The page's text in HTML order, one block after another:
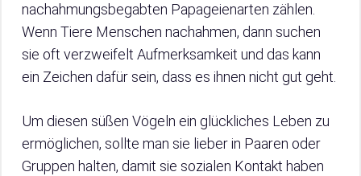
nachahmungsbegabten Papageienarten zählen.
Wenn Tiere Menschen nachahmen, dann suchen
sie oft verzweifelt Aufmerksamkeit und das kann
ein Zeichen dafür sein, dass es ihnen nicht gut geht.
Um diesen süßen Vögeln ein glückliches Leben zu
ermöglichen, sollte man sie lieber in Paaren oder
Gruppen halten, damit sie sozialen Kontakt haben